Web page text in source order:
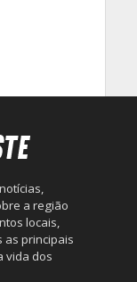
a região
locais,
as principais
vida dos